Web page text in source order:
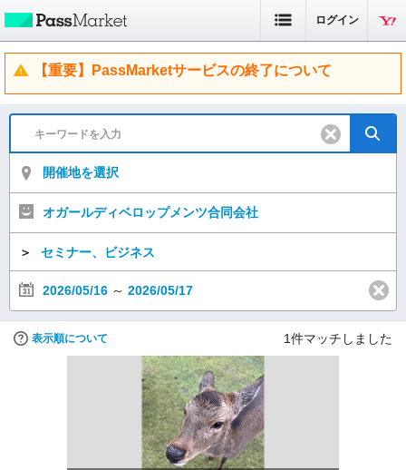
ログイン
【重要】PassMarketサービスの終了について
開催地を選択
オガールディベロップメンツ合同会社
＞ セミナー、ビジネス
2026/05/16 ～ 2026/05/17
表示順について 1件マッチしました